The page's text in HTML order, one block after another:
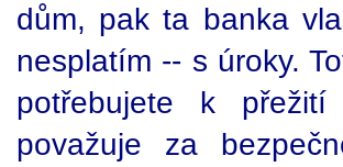
dům, pak ta banka
nesplatím -- s úroky.
potřebujete k
považuje za